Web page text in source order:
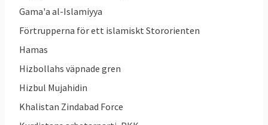
Terrorism tillsammans med invandring är de
frågor som invånarna i EU
ekonomiska frågor och klimatet. Att
bekämpa terrorism rankas som en av de
viktigaste frågornabland EU-medborgarna,
Gama'a al-Islamiyya
Förtrupperna för ett islamiskt Stororienten
Hamas
Hizbollahs väpnade gren
Hizbul Mujahidin
Khalistan Zindabad Force